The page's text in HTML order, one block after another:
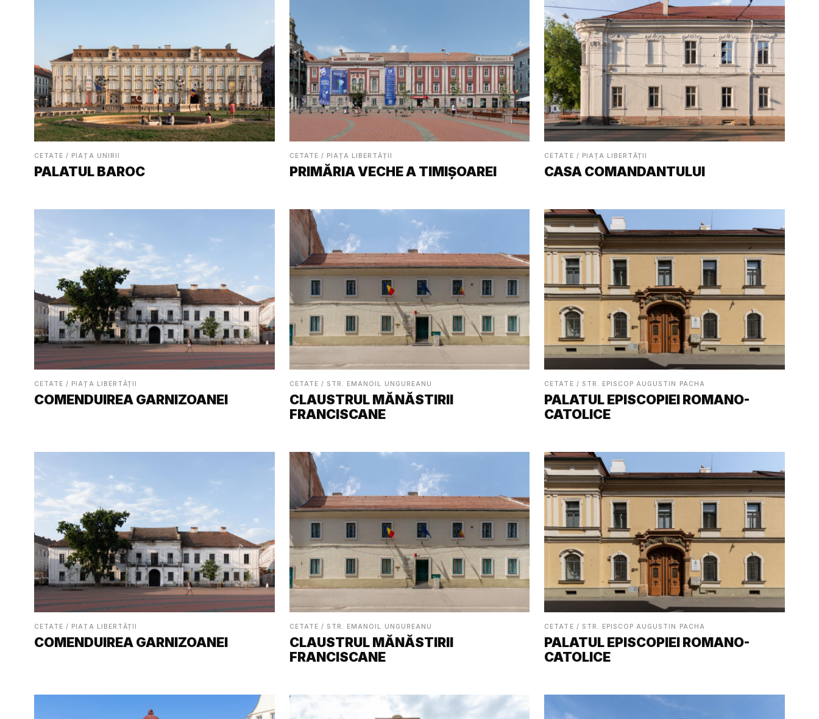
CETATE / PIAȚA UNIRII
PALATUL BAROC
CETATE / PIAȚA LIBERTĂȚII
PRIMĂRIA VECHE A TIMIȘOAREI
CETATE / PIAȚA LIBERTĂȚII
CASA COMANDANTULUI
CETATE / PIAȚA LIBERTĂȚII
COMENDUIREA GARNIZOANEI
CETATE / STR. EMANOIL UNGUREANU
CLAUSTRUL MĂNĂSTIRII
FRANCISCANE
CETATE / STR. EPISCOP AUGUSTIN PACHA
PALATUL EPISCOPIEI ROMANO-
CATOLICE
CETATE / PIAȚA LIBERTĂȚII
COMENDUIREA GARNIZOANEI
CETATE / STR. EMANOIL UNGUREANU
CLAUSTRUL MĂNĂSTIRII
FRANCISCANE
CETATE / STR. EPISCOP AUGUSTIN PACHA
PALATUL EPISCOPIEI ROMANO-
CATOLICE